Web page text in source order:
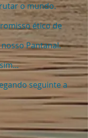
o mundo.
ético de
Pantanal.
seguinte a